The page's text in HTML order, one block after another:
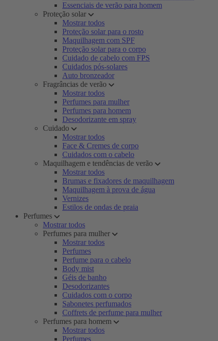
Essenciais de verão para homem
Proteção solar
Mostrar todos
Proteção solar para o rosto
Maquilhagem com SPF
Proteção solar para o corpo
Cuidado de cabelo com FPS
Cuidados pós-solares
Auto bronzeador
Fragrâncias de verão
Mostrar todos
Perfumes para mulher
Perfumes para homem
Desodorizante em spray
Cuidado
Mostrar todos
Face & Cremes de corpo
Cuidados com o cabelo
Maquilhagem e tendências de verão
Mostrar todos
Brumas e fixadores de maquilhagem
Maquilhagem à prova de água
Vernizes
Estilos de ondas de praia
Perfumes
Mostrar todos
Perfumes para mulher
Mostrar todos
Perfumes
Perfume para o cabelo
Body mist
Géis de banho
Desodorizantes
Cuidados com o corpo
Sabonetes perfumados
Coffrets de perfume para mulher
Perfumes para homem
Mostrar todos
Perfumes